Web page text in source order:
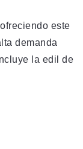
este
demanda
la edil de